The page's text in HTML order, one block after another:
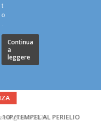
t
o
.
Continua
a
leggere
2026